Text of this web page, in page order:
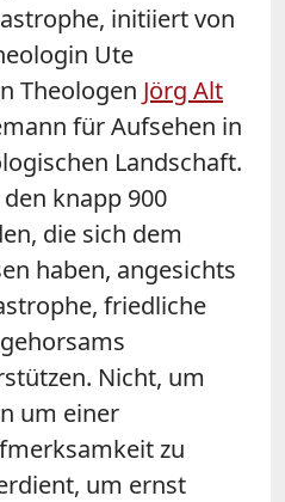
initiiert von
Ute
Theologen Jörg Alt
für Aufsehen in
Landschaft.
knapp 900
die sich dem
haben, angesichts
friedliche
Nicht, um
um einer
zu
um ernst